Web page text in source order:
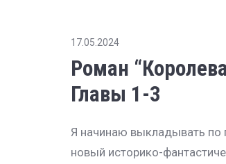
17.05.2024
Роман
Главы 1-3
Я начинаю выкладывать по
новый историко-